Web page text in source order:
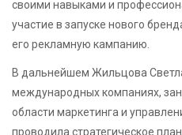
своими навыками и
участие в запуске нового
его рекламную кампанию.
В дальнейшем Жильцова
международных компаниях,
области маркетинга и
проводила стратегическое